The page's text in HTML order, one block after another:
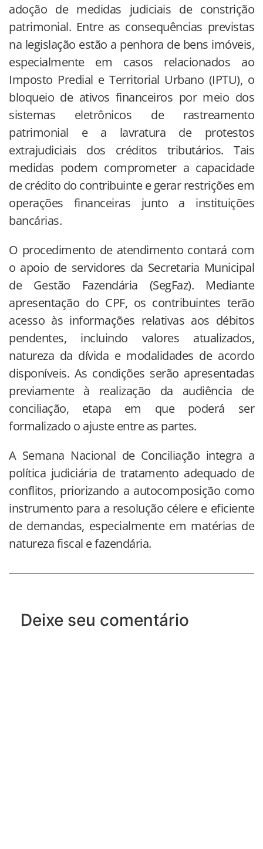
adoção de medidas judiciais de constrição
patrimonial. Entre as consequências previstas
na legislação estão a penhora de bens imóveis,
especialmente em casos relacionados ao
Imposto Predial e Territorial Urbano (IPTU), o
bloqueio de ativos financeiros por meio dos
sistemas eletrônicos de rastreamento
patrimonial e a lavratura de protestos
extrajudiciais dos créditos tributários. Tais
medidas podem comprometer a capacidade
de crédito do contribuinte e gerar restrições em
operações financeiras junto a instituições
bancárias.
O procedimento de atendimento contará com
o apoio de servidores da Secretaria Municipal
de Gestão Fazendária (SegFaz). Mediante
apresentação do CPF, os contribuintes terão
acesso às informações relativas aos débitos
pendentes, incluindo valores atualizados,
natureza da dívida e modalidades de acordo
disponíveis. As condições serão apresentadas
previamente à realização da audiência de
conciliação, etapa em que poderá ser
formalizado o ajuste entre as partes.
A Semana Nacional de Conciliação integra a
política judiciária de tratamento adequado de
conflitos, priorizando a autocomposição como
instrumento para a resolução célere e eficiente
de demandas, especialmente em matérias de
natureza fiscal e fazendária.
Deixe seu comentário